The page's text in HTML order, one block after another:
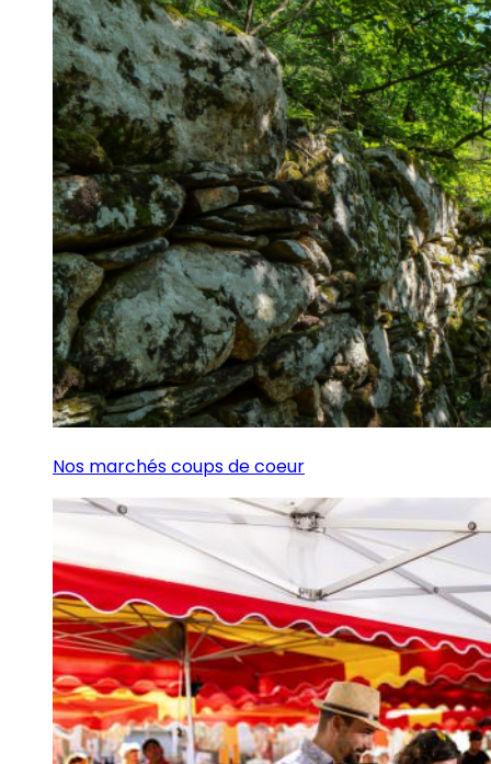
Nos marchés coups de coeur